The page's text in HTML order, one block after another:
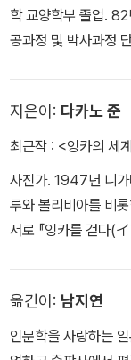
학 교양학부 졸업.
공과정 및 박사과정
하는 신화―현대 아
アマゾニアの物語世
지은이: 다카노 준
최근작 : <잉카의 세
사진가. 1947년 니
루와 볼리비아를 비
서로 『잉카를 걷다(
ピチュ)』, 『잉카
く)』, 『신대륙이
신서 컬러판), 『잉카
옮긴이: 남지연
인문학을 사랑하는